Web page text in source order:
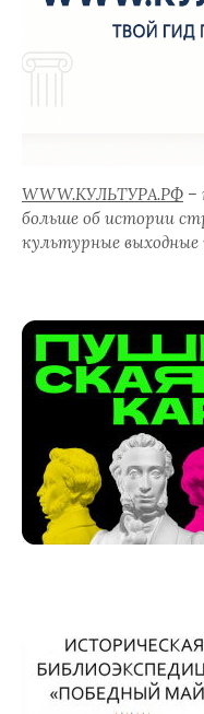
WWW.КУЛЬТУРА.РФ –
больше об истории
культурные выходные